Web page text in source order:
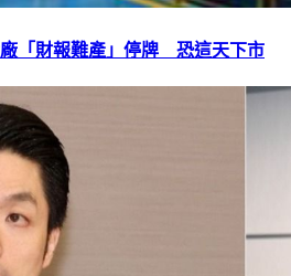
「財報難產」停牌 恐這天下市